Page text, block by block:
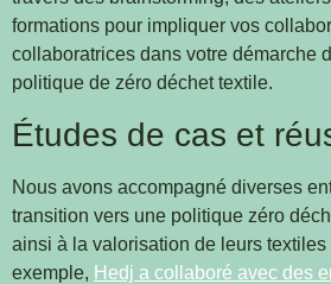
formations pour impliquer vos
collaboratrices dans votre démarche
politique de zéro déchet textile.
Études de cas et
Nous avons accompagné diverses
transition vers une politique zéro
ainsi à la valorisation de leurs
exemple, Hedj a collaboré avec des